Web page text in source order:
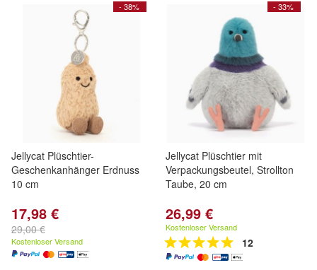
- 38%
Jellycat Plüschtier-
Geschenkanhänger Erdnuss
10 cm
17,98 €
29,00 €
Kostenloser Versand
- 33%
Jellycat Plüschtier mit
Verpackungsbeutel, Strollton
Taube, 20 cm
26,99 €
Kostenloser Versand
12